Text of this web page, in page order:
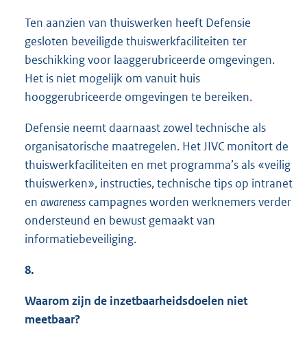
Ten aanzien van thuiswerken heeft Defensie
gesloten beveiligde thuiswerkfaciliteiten ter
beschikking voor laaggerubriceerde omgevingen.
Het is niet mogelijk om vanuit huis
hooggerubriceerde omgevingen te bereiken.
Defensie neemt daarnaast zowel technische als
organisatorische maatregelen. Het JIVC monitort de
thuiswerkfaciliteiten en met programma’s als «veilig
thuiswerken», instructies, technische tips op intranet
en awareness campagnes worden werknemers verder
ondersteund en bewust gemaakt van
informatiebeveiliging.
8.
Waarom zijn de inzetbaarheidsdoelen niet
meetbaar?